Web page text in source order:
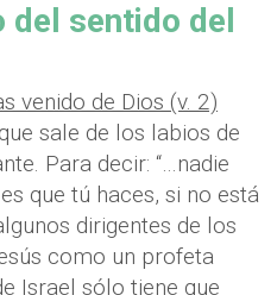
sentido del
venido de Dios (v. 2)
sale de los labios de
Para decir: “…nadie
que tú haces, si no está
dirigentes de los
como un profeta
Israel sólo tiene que